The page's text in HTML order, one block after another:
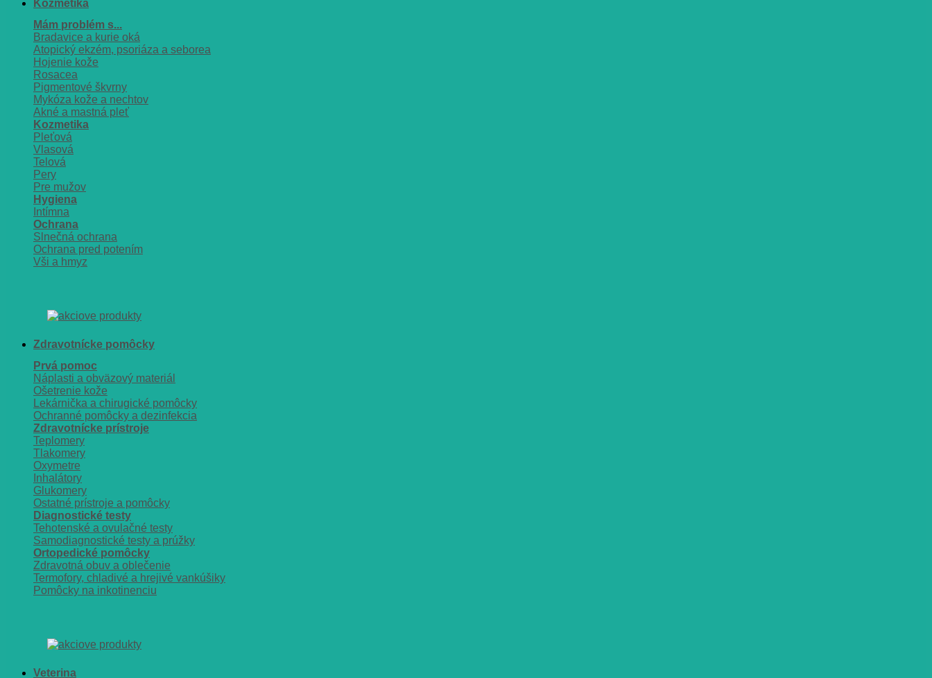
Kozmetika
Mám problém s...
Bradavice a kurie oká
Atopický ekzém, psoriáza a seborea
Hojenie kože
Rosacea
Pigmentové škvrny
Mykóza kože a nechtov
Akné a mastná pleť
Kozmetika
Pleťová
Vlasová
Telová
Pery
Pre mužov
Hygiena
Intímna
Ochrana
Slnečná ochrana
Ochrana pred potením
Vši a hmyz
Zdravotnícke pomôcky
Prvá pomoc
Náplasti a obväzový materiál
Ošetrenie kože
Lekárnička a chirugické pomôcky
Ochranné pomôcky a dezinfekcia
Zdravotnícke prístroje
Teplomery
Tlakomery
Oxymetre
Inhalátory
Glukomery
Ostatné prístroje a pomôcky
Diagnostické testy
Tehotenské a ovulačné testy
Samodiagnostické testy a prúžky
Ortopedické pomôcky
Zdravotná obuv a oblečenie
Termofory, chladivé a hrejivé vankúšiky
Pomôcky na inkotinenciu
Veterina